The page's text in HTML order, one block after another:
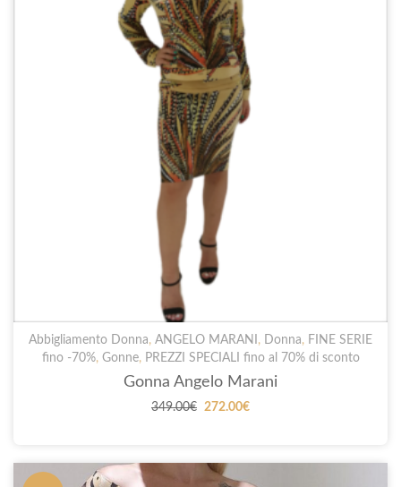
Abbigliamento Donna, ANGELO MARANI , Donna, FINE SERIE
fino -70%, Gonne, PREZZI SPECIALI fino al 70% di sconto
Gonna Angelo Marani
349.00€
Il
era:
272.00€